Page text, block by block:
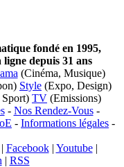
fondé en 1995,
depuis 31 ans
(Cinéma, Musique)
Style (Expo, Design)
Sport) TV (Emissions)
- Nos Rendez-Vous-
- Informations légales -
| Facebook| Youtube|
| RSS